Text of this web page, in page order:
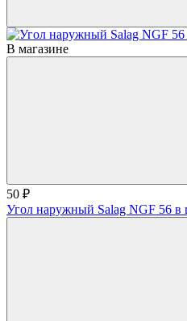
В магазине
50 ₽
Угол наружный Salag NGF 56 в